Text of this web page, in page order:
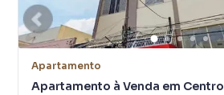
Apartamento
Apartamento à Venda em Centro